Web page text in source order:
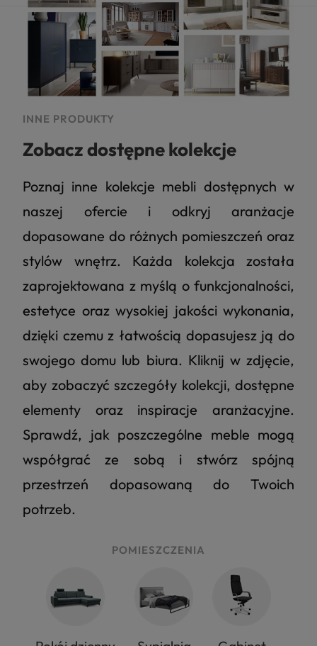
INNE PRODUKTY
Zobacz dostępne kolekcje
Poznaj inne kolekcje mebli dostępnych w
naszej ofercie i odkryj aranżacje
dopasowane do różnych pomieszczeń oraz
stylów wnętrz. Każda kolekcja została
zaprojektowana z myślą o funkcjonalności,
estetyce oraz wysokiej jakości wykonania,
dzięki czemu z łatwością dopasujesz ją do
swojego domu lub biura. Kliknij w zdjęcie,
aby zobaczyć szczegóły kolekcji, dostępne
elementy oraz inspiracje aranżacyjne.
Sprawdź, jak poszczególne meble mogą
współgrać ze sobą i stwórz spójną
przestrzeń dopasowaną do Twoich
potrzeb.
POMIESZCZENIA